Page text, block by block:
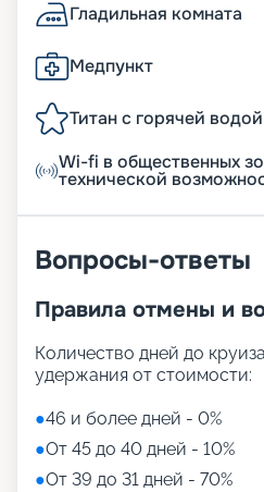
Гладильная комната
Медпункт
Титан с горячей водой
Wi-fi в общественных
технической
Вопросы-ответы
Правила отмены и
Количество дней до
удержания от стоимости:
●46 и более дней - 0%
●От 45 до 40 дней - 10%
●От 39 до 31 дней - 70%